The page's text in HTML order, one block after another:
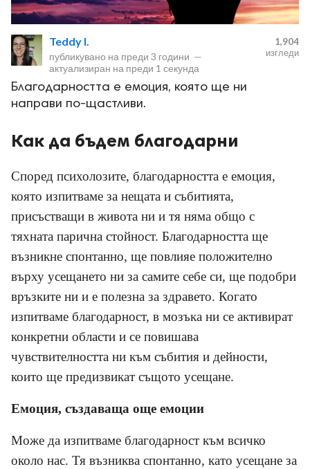
Teddy I.
публикувано на преди 3 години —
актуализиран на преди 1 секунда
1,904
изгледи
Благодарността е емоция, която ще ни
направи по-щастливи.
Как да бъдем благодарни
Според психолозите, благодарността е емоция,
която изпитваме за нещата и събитията,
присъстващи в живота ни и тя няма общо с
тяхната парична стойност. Благодарността ще
възникне спонтанно, ще повлияе положително
върху усещането ни за самите себе си, ще подобри
връзките ни и е полезна за здравето. Когато
изпитваме благодарност, в мозъка ни се активират
конкретни области и се повишава
чувствителността ни към събития и дейности,
които ще предизвикат същото усещане.
Емоция, създаваща още емоции
Може да изпитваме благодарност към всичко
около нас. Тя възниква спонтанно, като усещане за